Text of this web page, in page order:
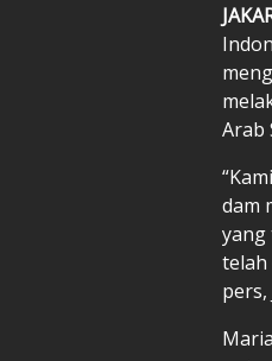
Arab
dam
yang
telah
pers,